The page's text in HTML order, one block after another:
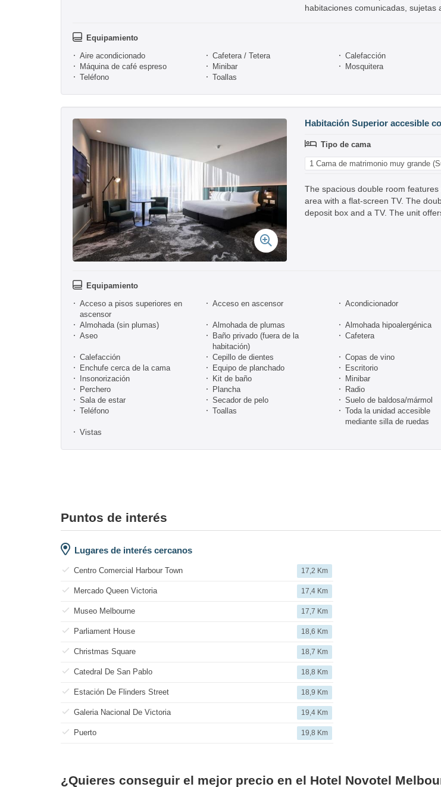
habitaciones comunicadas, sujetas
Equipamiento
Aire acondicionado
Cafetera / Tetera Calefacción
Máquina de café espreso
Minibar Mosquitera
Teléfono
Toallas
Habitación Superior accesible
Tipo de cama
1 Cama de matrimonio muy grande
The spacious double room
area with a flat-screen TV. The
deposit box and a TV. The unit
Equipamiento
Acceso a pisos superiores en
ascensor
Acceso en ascensor Acondicionador
Almohada (sin plumas) Almohada de plumas Almohada hipoalergénica
Aseo
Baño privado (fuera de la
habitación)
Cafetera
Calefacción Cepillo de dientes Copas de vino
Enchufe cerca de la cama
Equipo de planchado Escritorio
Insonorización
Kit de baño Minibar
Perchero
Plancha Radio
Sala de estar
Secador de pelo Suelo de baldosa/mármol
Teléfono
Toallas
Toda la unidad accesible
mediante silla de ruedas
Vistas
Puntos de interés
Lugares de interés cercanos
Centro Comercial Harbour Town 17,2 Km
Mercado Queen Victoria 17,4 Km
Museo Melbourne 17,7 Km
Parliament House 18,6 Km
Christmas Square 18,7 Km
Catedral De San Pablo 18,8 Km
Estación De Flinders Street 18,9 Km
Galeria Nacional De Victoria 19,4 Km
Puerto 19,8 Km
¿Quieres conseguir el mejor precio en el Hotel Novotel